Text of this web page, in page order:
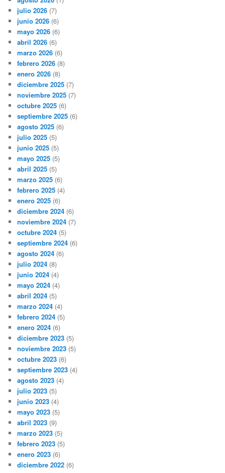
julio 2026 (7)
junio 2026 (6)
mayo 2026 (6)
abril 2026 (6)
marzo 2026 (6)
febrero 2026 (8)
enero 2026 (8)
diciembre 2025 (7)
noviembre 2025 (7)
octubre 2025 (6)
septiembre 2025 (6)
agosto 2025 (6)
julio 2025 (5)
junio 2025 (5)
mayo 2025 (5)
abril 2025 (5)
marzo 2025 (6)
febrero 2025 (4)
enero 2025 (6)
diciembre 2024 (6)
noviembre 2024 (7)
octubre 2024 (5)
septiembre 2024 (6)
agosto 2024 (6)
julio 2024 (8)
junio 2024 (4)
mayo 2024 (4)
abril 2024 (5)
marzo 2024 (4)
febrero 2024 (5)
enero 2024 (6)
diciembre 2023 (5)
noviembre 2023 (5)
octubre 2023 (6)
septiembre 2023 (4)
agosto 2023 (4)
julio 2023 (5)
junio 2023 (4)
mayo 2023 (5)
abril 2023 (9)
marzo 2023 (5)
febrero 2023 (5)
enero 2023 (6)
diciembre 2022 (6)